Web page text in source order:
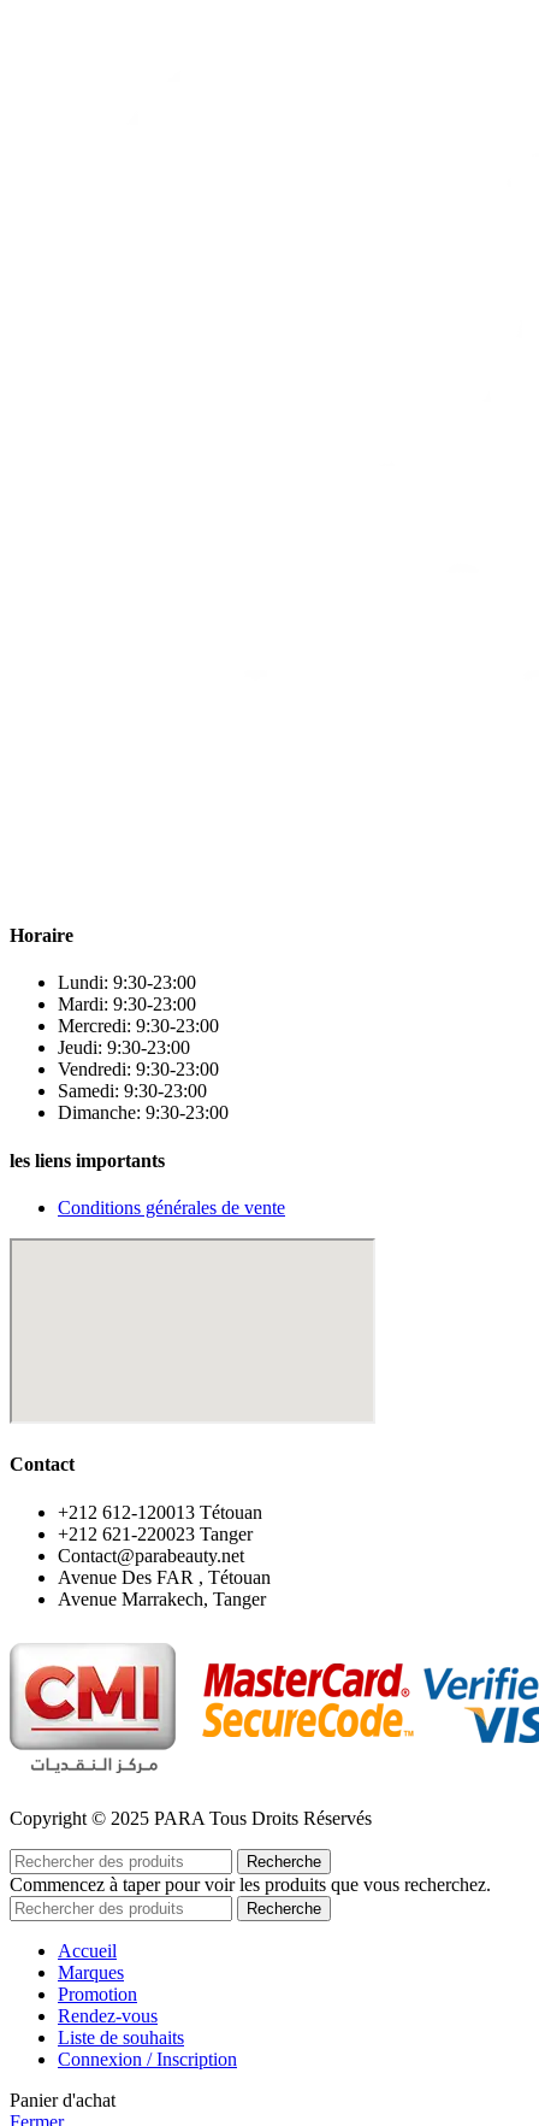
Horaire
Lundi: 9:30-23:00
Mardi: 9:30-23:00
Mercredi: 9:30-23:00
Jeudi: 9:30-23:00
Vendredi: 9:30-23:00
Samedi: 9:30-23:00
Dimanche: 9:30-23:00
les liens importants
Conditions générales de vente
Contact
‪+212 612-120013 Tétouan
‪+212 621-220023 Tanger
Contact@parabeauty.net
Avenue Des FAR , Tétouan
Avenue Marrakech, Tanger
Copyright © 2025 PARA Tous Droits Réservés
Recherche
Commencez à taper pour voir les produits que vous recherchez.
Recherche
Accueil
Marques
Promotion
Rendez-vous
Liste de souhaits
Connexion / Inscription
Panier d'achat
Fermer